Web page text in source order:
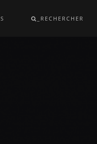
_RECHERCHER